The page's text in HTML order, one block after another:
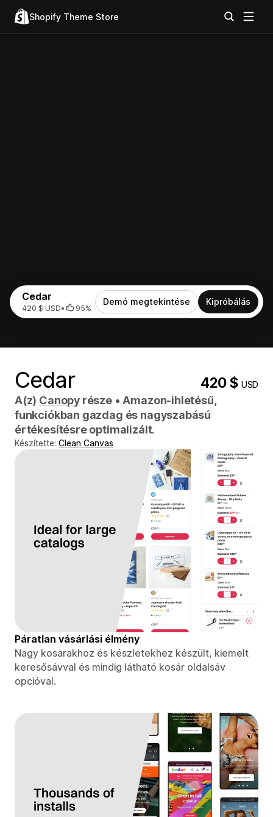
Shopify Theme Store
Cedar
420 $ USD• 95%
Demó megtekintése Kipróbálás
Cedar 420 $USD
A(z) Canopy része • Amazon-ihletésű,
funkciókban gazdag és nagyszabású
értékesítésre optimalizált.
Készítette: Clean Canvas
Páratlan vásárlási élmény
Nagy kosarakhoz és készletekhez készült, kiemelt
keresősávval és mindig látható kosár oldalsáv
opcióval.